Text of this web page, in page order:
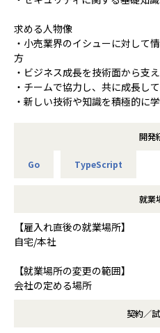
求める人物像
・小売業界のイシューに対して
方
・ビジネス成長を技術面から支
・チームで協力し、共に成長し
・新しい技術や知識を積極的に
開発
Go TypeScript
就業
【雇入れ直後の就業場所】
自宅/本社
【就業場所の変更の範囲】
会社の定める場所
契約／